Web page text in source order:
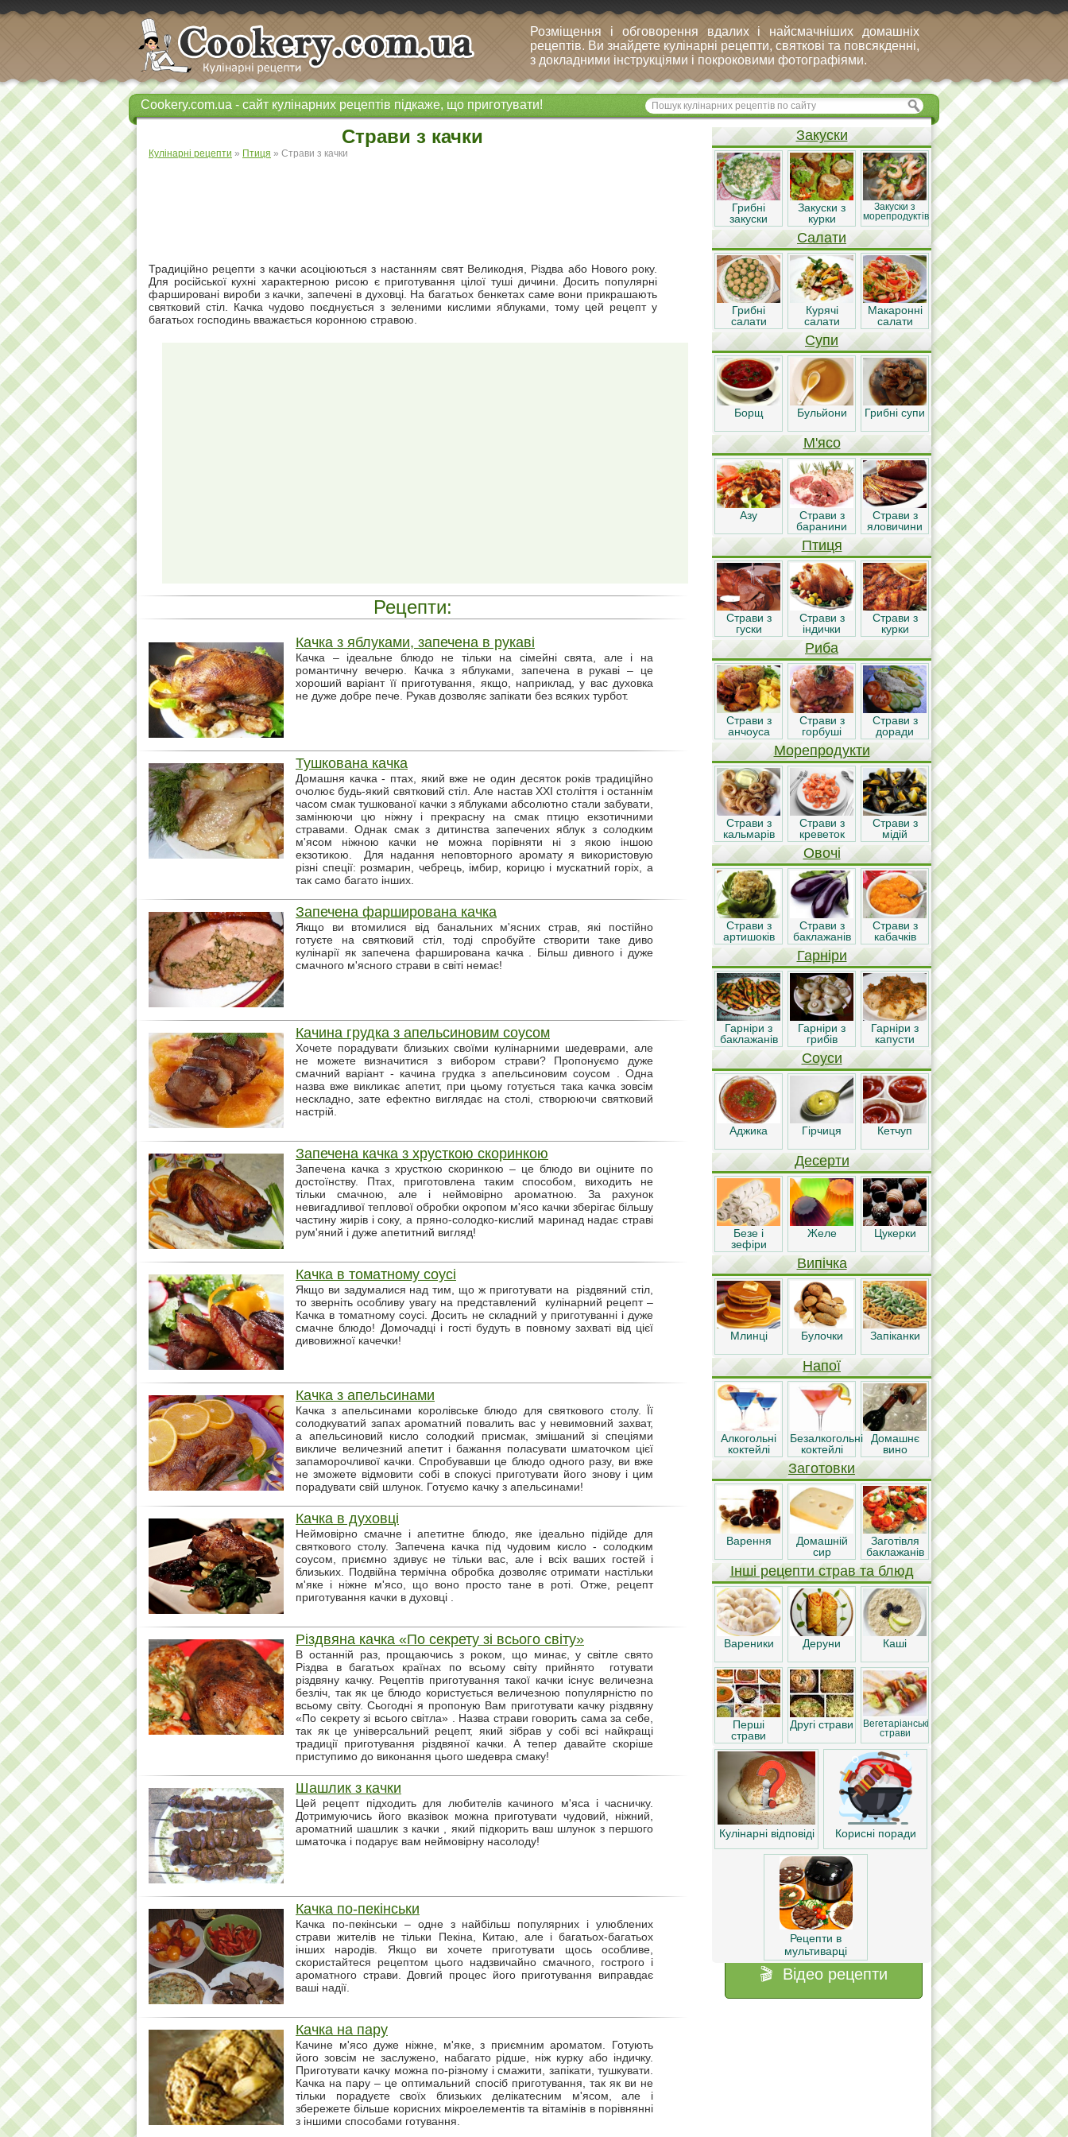
Розміщення і обговорення вдалих і найсмачніших домашніх
рецептів. Ви знайдете кулінарні рецепти, святкові та повсякденні,
з докладними інструкціями і покроковими фотографіями.
Cookery.com.ua - сайт кулінарних рецептів підкаже, що приготувати!
Страви з качки
Кулінарні рецепти » Птиця » Страви з качки
Традиційно рецепти з качки асоціюються з настанням свят Великодня, Різдва або Нового року.
Для російської кухні характерною рисою є приготування цілої туші дичини. Досить популярні
фаршировані вироби з качки, запечені в духовці. На багатьох бенкетах саме вони прикрашають
святковий стіл. Качка чудово поєднується з зеленими кислими яблуками, тому цей рецепт у
багатьох господинь вважається коронною стравою.
Рецепти:
Качка з яблуками, запечена в рукаві
Качка – ідеальне блюдо не тільки на сімейні свята, але і на
романтичну вечерю. Качка з яблуками, запечена в рукаві – це
хороший варіант її приготування, якщо, наприклад, у вас духовка
не дуже добре пече. Рукав дозволяє запікати без всяких турбот.
Тушкована качка
Домашня качка - птах, який вже не один десяток років традиційно
очолює будь-який святковий стіл. Але настав ХХІ століття і останнім
часом смак тушкованої качки з яблуками абсолютно стали забувати,
замінюючи цю ніжну і прекрасну на смак птицю екзотичними
стравами. Однак смак з дитинства запечених яблук з солодким
м'ясом ніжною качки не можна порівняти ні з якою іншою
екзотикою. Для надання неповторного аромату я використовую
різні спеції: розмарин, чебрець, імбир, корицю і мускатний горіх, а
так само багато інших.
Запечена фарширована качка
Якщо ви втомилися від банальних м'ясних страв, які постійно
готуєте на святковий стіл, тоді спробуйте створити таке диво
кулінарії як запечена фарширована качка . Більш дивного і дуже
смачного м'ясного страви в світі немає!
Качина грудка з апельсиновим соусом
Хочете порадувати близьких своїми кулінарними шедеврами, але
не можете визначитися з вибором страви? Пропонуємо дуже
смачний варіант - качина грудка з апельсиновим соусом . Одна
назва вже викликає апетит, при цьому готується така качка зовсім
нескладно, зате ефектно виглядає на столі, створюючи святковий
настрій.
Запечена качка з хрусткою скоринкою
Запечена качка з хрусткою скоринкою – це блюдо ви оціните по
достоїнству. Птах, приготовлена таким способом, виходить не
тільки смачною, але і неймовірно ароматною. За рахунок
невигадливої теплової обробки окропом м'ясо качки зберігає більшу
частину жирів і соку, а пряно-солодко-кислий маринад надає страві
рум'яний і дуже апетитний вигляд!
Качка в томатному соусі
Якщо ви задумалися над тим, що ж приготувати на різдвяний стіл,
то зверніть особливу увагу на представлений кулінарний рецепт –
Качка в томатному соусі. Досить не складний у приготуванні і дуже
смачне блюдо! Домочадці і гості будуть в повному захваті від цієї
дивовижної качечки!
Качка з апельсинами
Качка з апельсинами королівське блюдо для святкового столу. Її
солодкуватий запах ароматний повалить вас у невимовний захват,
а апельсиновий кисло солодкий присмак, змішаний зі спеціями
викличе величезний апетит і бажання поласувати шматочком цієї
запаморочливої качки. Спробувавши це блюдо одного разу, ви вже
не зможете відмовити собі в спокусі приготувати його знову і цим
порадувати свій шлунок. Готуємо качку з апельсинами!
Качка в духовці
Неймовірно смачне і апетитне блюдо, яке ідеально підійде для
святкового столу. Запечена качка під чудовим кисло - солодким
соусом, приємно здивує не тільки вас, але і всіх ваших гостей і
близьких. Подвійна термічна обробка дозволяє отримати настільки
м'яке і ніжне м'ясо, що воно просто тане в роті. Отже, рецепт
приготування качки в духовці .
Різдвяна качка «По секрету зі всього світу»
В останній раз, прощаючись з роком, що минає, у світле свято
Різдва в багатьох країнах по всьому світу прийнято готувати
різдвяну качку. Рецептів приготування такої качки існує величезна
безліч, так як це блюдо користується величезною популярністю по
всьому світу. Сьогодні я пропоную Вам приготувати качку різдвяну
«По секрету зі всього світла» . Назва страви говорить сама за себе,
так як це універсальний рецепт, який зібрав у собі всі найкращі
традиції приготування різдвяної качки. А тепер давайте скоріше
приступимо до виконання цього шедевра смаку!
Шашлик з качки
Цей рецепт підходить для любителів качиного м'яса і часничку.
Дотримуючись його вказівок можна приготувати чудовий, ніжний,
ароматний шашлик з качки , який підкорить ваш шлунок з першого
шматочка і подарує вам неймовірну насолоду!
Качка по-пекінськи
Качка по-пекінськи – одне з найбільш популярних і улюблених
страви жителів не тільки Пекіна, Китаю, але і багатьох-багатьох
інших народів. Якщо ви хочете приготувати щось особливе,
скористайтеся рецептом цього надзвичайно смачного, гострого і
ароматного страви. Довгий процес його приготування виправдає
ваші надії.
Качка на пару
Качине м'ясо дуже ніжне, м'яке, з приємним ароматом. Готують
його зовсім не заслужено, набагато рідше, ніж курку або індичку.
Приготувати качку можна по-різному і смажити, запікати, тушкувати.
Качка на пару – це оптимальний спосіб приготування, так як ви не
тільки порадуєте своїх близьких делікатесним м'ясом, але і
збережете більше корисних мікроелементів та вітамінів в порівнянні
з іншими способами готування.
Закуски
Грибні
закуски
Закуски з
курки
Закуски з
морепродуктів
Салати
Грибні
салати
Курячі
салати
Макаронні
салати
Супи
Борщ Бульйони Грибні супи
М'ясо
Азу
Страви з
баранини
Страви з
яловичини
Птиця
Страви з
гуски
Страви з
індички
Страви з
курки
Риба
Страви з
анчоуса
Страви з
горбуші
Страви з
доради
Морепродукти
Страви з
кальмарів
Страви з
креветок
Страви з
мідій
Овочі
Страви з
артишоків
Страви з
баклажанів
Страви з
кабачків
Гарніри
Гарніри з
баклажанів
Гарніри з
грибів
Гарніри з
капусти
Соуси
Аджика Гірчиця Кетчуп
Десерти
Безе і
зефіри
Желе Цукерки
Випічка
Млинці Булочки Запіканки
Напої
Алкогольні
коктейлі
Безалкогольні
коктейлі
Домашнє
вино
Заготовки
Варення
Домашній
сир
Заготівля
баклажанів
Інші рецепти страв та блюд
Вареники Деруни Каші
Перші
страви
Другі страви
Вегетаріанські
страви
Кулінарні відповіді Корисні поради
Рецепти в
мультиварці
🎬 Відео рецепти